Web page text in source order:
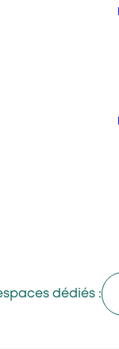
dédiés :